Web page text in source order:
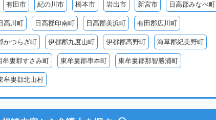
有田市 紀の川市 橋本市 岩出市 新宮市 日高郡みなべ町
高川町 日高郡印南町 日高郡美浜町 有田郡広川町
かつらぎ町 伊都郡九度山町 伊都郡高野町 海草郡紀美野町
牟婁郡すさみ町 東牟婁郡串本町 東牟婁郡那智勝浦町
牟婁郡北山村